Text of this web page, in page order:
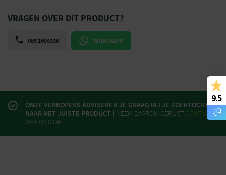
VRAGEN OVER DIT PRODUCT?
085 1609330 WHATSAPP
ONZE VERKOPERS ADVISEREN JE GRAAG BIJ JE ZOEKTOCHT
NAAR HET JUISTE PRODUCT | NEEM DAAROM GERUST CONTACT
MET ONS OP
9.5